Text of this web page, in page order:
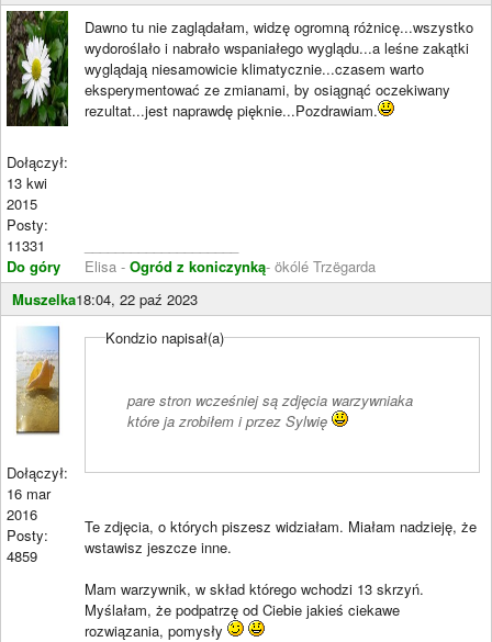
Dołączył:
13 kwi
2015
Posty:
11331
Do góry
Dawno tu nie zaglądałam, widzę ogromną różnicę...wszystko
wydoroślało i nabrało wspaniałego wyglądu...a leśne zakątki
wyglądają niesamowicie klimatycznie...czasem warto
eksperymentować ze zmianami, by osiągnąć oczekiwany
rezultat...jest naprawdę pięknie...Pozdrawiam.
Elisa - Ogród z koniczynką- ökólé Trzëgarda
Muszelka18:04, 22 paź 2023
Dołączył:
16 mar
2016
Posty:
4859
Kondzio napisał(a)
pare stron wcześniej są zdjęcia warzywniaka
które ja zrobiłem i przez Sylwię
Te zdjęcia, o których piszesz widziałam. Miałam nadzieję, że
wstawisz jeszcze inne.
Mam warzywnik, w skład którego wchodzi 13 skrzyń.
Myślałam, że podpatrzę od Ciebie jakieś ciekawe
rozwiązania, pomysły